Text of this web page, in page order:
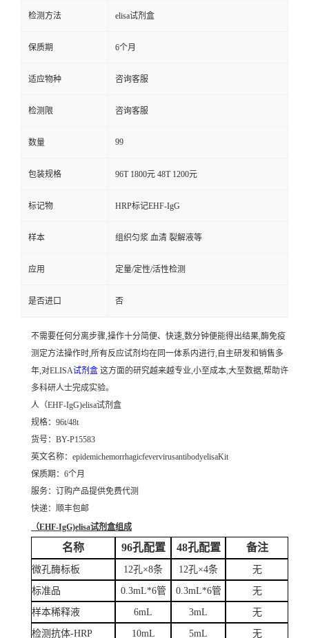
检测方法 elisa试剂盒
保质期 6个月
适应物种 咨询客服
检测限 咨询客服
数量 99
包装规格 96T 1800元 48T 1200元
标记物 HRP标记EHF-IgG
样本 组织匀浆 血清 裂解液等
应用 定量/定性/活性检测
是否进口 否
不需要任何分离步骤,操作十分简便、快速,数分钟便能得出结果,酶免疫
测定方法操作时,所有反应试剂均在同一体系内进行,自主研发和销售多
年,对ELISA试剂盒 这方面的研究越来越专业,小至成本,大至数据,帮助许
多科研人士完成实验。
人（EHF-IgG)elisa试剂盒
规格：96t/48t
货号：BY-P15583
英文名称：epidemichemorrhagicfevervirusantibodyelisaKit
保质期：6个月
服务：订购产品提供免费代测
快递：顺丰包邮
（EHF-IgG)elisa试剂盒组成
名称 96孔配置 48孔配置 备注
微孔酶标板 12孔×8条 12孔×4条 无
标准品 0.3mL*6管 0.3mL*6管 无
样本稀释液 6mL 3mL 无
检测抗体-HRP 10mL 5mL 无